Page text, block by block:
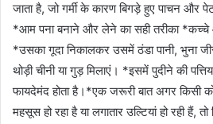
जाता है, जो गर्मी के कारण बिगड़े हुए पाचन
*आम पना बनाने और लेने का सही तरीका *कच्चे
*उसका गूदा निकालकर उसमें ठंडा पानी, भुना
थोड़ी चीनी या गुड़ मिलाएं। *इसमें पुदीने की
फायदेमंद होता है।*एक जरूरी बात अगर किसी
महसूस हो रहा है या लगातार उल्टियां हो रही हैं,